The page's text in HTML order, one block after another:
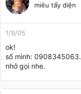
miêu tẩy diện
1/9/05
ok!
số mình: 0908345063.
nhớ gọi nhe.